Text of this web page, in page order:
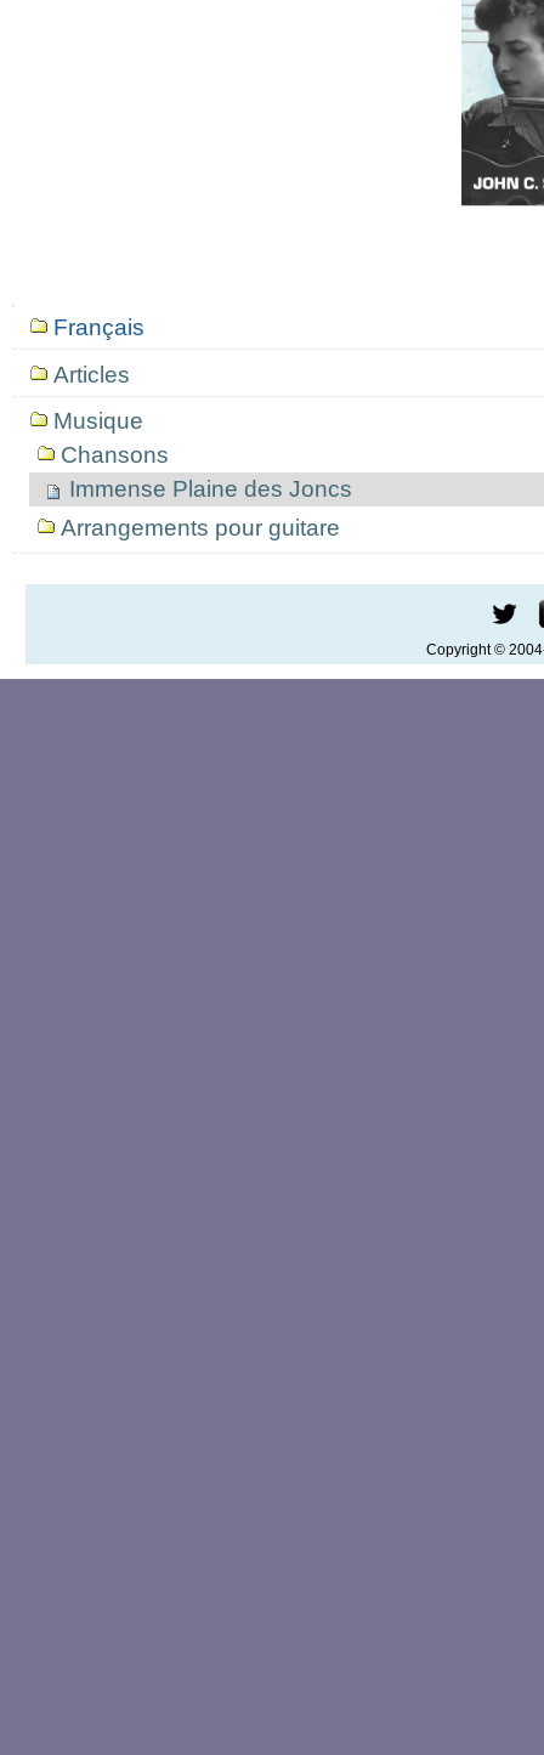
Mục
định
hướng
Français
Articles
Musique
Chansons
Immense Plaine des Joncs
Arrangements pour guitare
Copyright ©